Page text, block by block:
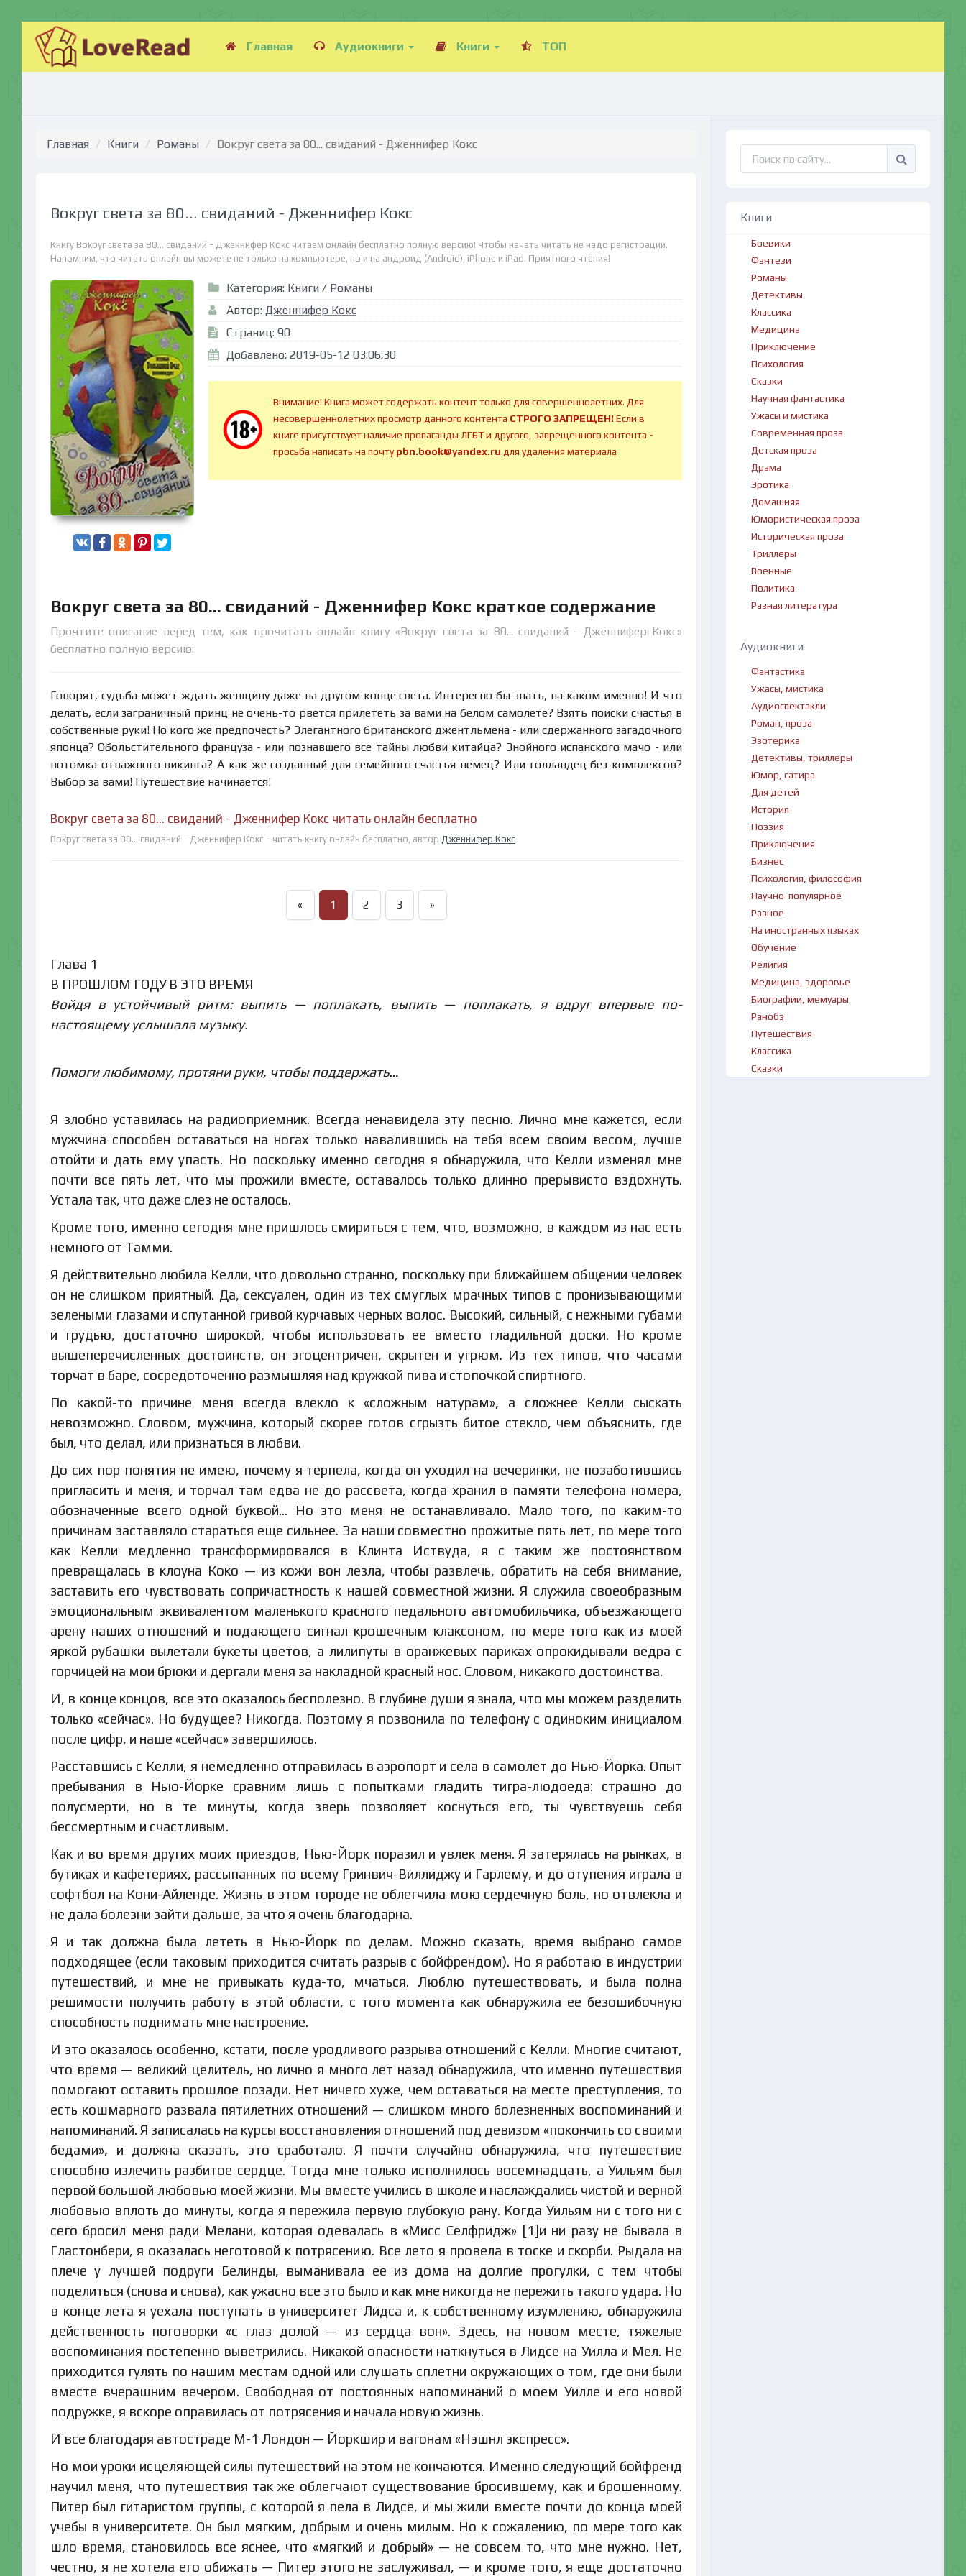
Главная Аудиокниги Книги ТОП
Главная Книги Романы Вокруг света за 80... свиданий - Дженнифер Кокс
Вокруг света за 80... свиданий - Дженнифер Кокс
Книгу Вокруг света за 80... свиданий - Дженнифер Кокс читаем онлайн бесплатно полную версию! Чтобы начать читать не надо регистрации.
Напомним, что читать онлайн вы можете не только на компьютере, но и на андроид (Android), iPhone и iPad. Приятного чтения!
Категория: Книги / Романы
Автор: Дженнифер Кокс
Страниц: 90
Добавлено: 2019-05-12 03:06:30
Внимание! Книга может содержать контент только для совершеннолетних. Для
несовершеннолетних просмотр данного контента СТРОГО ЗАПРЕЩЕН!Если в
книге присутствует наличие пропаганды ЛГБТ и другого, запрещенного контента -
просьба написать на почтуpbn.book@yandex.ru для удаления материала
Вокруг света за 80... свиданий - Дженнифер Кокс краткое содержание
Прочтите описание перед тем, как прочитать онлайн книгу «Вокруг света за 80... свиданий - Дженнифер Кокс»
бесплатно полную версию:
Говорят, судьба может ждать женщину даже на другом конце света. Интересно бы знать, на каком именно! И что
делать, если заграничный принц не очень-то рвется прилететь за вами на белом самолете? Взять поиски счастья в
собственные руки! Но кого же предпочесть? Элегантного британского джентльмена - или сдержанного загадочного
японца? Обольстительного француза - или познавшего все тайны любви китайца? Знойного испанского мачо - или
потомка отважного викинга? А как же созданный для семейного счастья немец? Или голландец без комплексов?
Выбор за вами! Путешествие начинается!
Вокруг света за 80... свиданий - Дженнифер Кокс читать онлайн бесплатно
Вокруг света за 80... свиданий - Дженнифер Кокс - читать книгу онлайн бесплатно, автор Дженнифер Кокс
« 1 2 3 »
Глава 1
В ПРОШЛОМ ГОДУ В ЭТО ВРЕМЯ
Войдя в устойчивый ритм: выпить — поплакать, выпить — поплакать, я вдруг впервые по-
настоящему услышала музыку.
Помоги любимому, протяни руки, чтобы поддержать…
Я злобно уставилась на радиоприемник. Всегда ненавидела эту песню. Лично мне кажется, если
мужчина способен оставаться на ногах только навалившись на тебя всем своим весом, лучше
отойти и дать ему упасть. Но поскольку именно сегодня я обнаружила, что Келли изменял мне
почти все пять лет, что мы прожили вместе, оставалось только длинно прерывисто вздохнуть.
Устала так, что даже слез не осталось.
Кроме того, именно сегодня мне пришлось смириться с тем, что, возможно, в каждом из нас есть
немного от Тамми.
Я действительно любила Келли, что довольно странно, поскольку при ближайшем общении человек
он не слишком приятный. Да, сексуален, один из тех смуглых мрачных типов с пронизывающими
зелеными глазами и спутанной гривой курчавых черных волос. Высокий, сильный, с нежными губами
и грудью, достаточно широкой, чтобы использовать ее вместо гладильной доски. Но кроме
вышеперечисленных достоинств, он эгоцентричен, скрытен и угрюм. Из тех типов, что часами
торчат в баре, сосредоточенно размышляя над кружкой пива и стопочкой спиртного.
По какой-то причине меня всегда влекло к «сложным натурам», а сложнее Келли сыскать
невозможно. Словом, мужчина, который скорее готов сгрызть битое стекло, чем объяснить, где
был, что делал, или признаться в любви.
До сих пор понятия не имею, почему я терпела, когда он уходил на вечеринки, не позаботившись
пригласить и меня, и торчал там едва не до рассвета, когда хранил в памяти телефона номера,
обозначенные всего одной буквой… Но это меня не останавливало. Мало того, по каким-то
причинам заставляло стараться еще сильнее. За наши совместно прожитые пять лет, по мере того
как Келли медленно трансформировался в Клинта Иствуда, я с таким же постоянством
превращалась в клоуна Коко — из кожи вон лезла, чтобы развлечь, обратить на себя внимание,
заставить его чувствовать сопричастность к нашей совместной жизни. Я служила своеобразным
эмоциональным эквивалентом маленького красного педального автомобильчика, объезжающего
арену наших отношений и подающего сигнал крошечным клаксоном, по мере того как из моей
яркой рубашки вылетали букеты цветов, а лилипуты в оранжевых париках опрокидывали ведра с
горчицей на мои брюки и дергали меня за накладной красный нос. Словом, никакого достоинства.
И, в конце концов, все это оказалось бесполезно. В глубине души я знала, что мы можем разделить
только «сейчас». Но будущее? Никогда. Поэтому я позвонила по телефону с одиноким инициалом
после цифр, и наше «сейчас» завершилось.
Расставшись с Келли, я немедленно отправилась в аэропорт и села в самолет до Нью-Йорка. Опыт
пребывания в Нью-Йорке сравним лишь с попытками гладить тигра-людоеда: страшно до
полусмерти, но в те минуты, когда зверь позволяет коснуться его, ты чувствуешь себя
бессмертным и счастливым.
Как и во время других моих приездов, Нью-Йорк поразил и увлек меня. Я затерялась на рынках, в
бутиках и кафетериях, рассыпанных по всему Гринвич-Виллиджу и Гарлему, и до отупения играла в
софтбол на Кони-Айленде. Жизнь в этом городе не облегчила мою сердечную боль, но отвлекла и
не дала болезни зайти дальше, за что я очень благодарна.
Я и так должна была лететь в Нью-Йорк по делам. Можно сказать, время выбрано самое
подходящее (если таковым приходится считать разрыв с бойфрендом). Но я работаю в индустрии
путешествий, и мне не привыкать куда-то, мчаться. Люблю путешествовать, и была полна
решимости получить работу в этой области, с того момента как обнаружила ее безошибочную
способность поднимать мне настроение.
И это оказалось особенно, кстати, после уродливого разрыва отношений с Келли. Многие считают,
что время — великий целитель, но лично я много лет назад обнаружила, что именно путешествия
помогают оставить прошлое позади. Нет ничего хуже, чем оставаться на месте преступления, то
есть кошмарного развала пятилетних отношений — слишком много болезненных воспоминаний и
напоминаний. Я записалась на курсы восстановления отношений под девизом «покончить со своими
бедами», и должна сказать, это сработало. Я почти случайно обнаружила, что путешествие
способно излечить разбитое сердце. Тогда мне только исполнилось восемнадцать, а Уильям был
первой большой любовью моей жизни. Мы вместе учились в школе и наслаждались чистой и верной
любовью вплоть до минуты, когда я пережила первую глубокую рану. Когда Уильям ни с того ни с
сего бросил меня ради Мелани, которая одевалась в «Мисс Селфридж» [1]и ни разу не бывала в
Гластонбери, я оказалась неготовой к потрясению. Все лето я провела в тоске и скорби. Рыдала на
плече у лучшей подруги Белинды, выманивала ее из дома на долгие прогулки, с тем чтобы
поделиться (снова и снова), как ужасно все это было и как мне никогда не пережить такого удара. Но
в конце лета я уехала поступать в университет Лидса и, к собственному изумлению, обнаружила
действенность поговорки «с глаз долой — из сердца вон». Здесь, на новом месте, тяжелые
воспоминания постепенно выветрились. Никакой опасности наткнуться в Лидсе на Уилла и Мел. Не
приходится гулять по нашим местам одной или слушать сплетни окружающих о том, где они были
вместе вчерашним вечером. Свободная от постоянных напоминаний о моем Уилле и его новой
подружке, я вскоре оправилась от потрясения и начала новую жизнь.
И все благодаря автостраде М-1 Лондон — Йоркшир и вагонам «Нэшнл экспресс».
Но мои уроки исцеляющей силы путешествий на этом не кончаются. Именно следующий бойфренд
научил меня, что путешествия так же облегчают существование бросившему, как и брошенному.
Питер был гитаристом группы, с которой я пела в Лидсе, и мы жили вместе почти до конца моей
учебы в университете. Он был мягким, добрым и очень милым. Но к сожалению, по мере того как
шло время, становилось все яснее, что «мягкий и добрый» — не совсем то, что мне нужно. Нет,
честно, я не хотела его обижать — Питер этого не заслуживал, — и кроме того, я еще достаточно
Книги
Боевики
Фэнтези
Романы
Детективы
Классика
Медицина
Приключение
Психология
Сказки
Научная фантастика
Ужасы и мистика
Современная проза
Детская проза
Драма
Эротика
Домашняя
Юмористическая проза
Историческая проза
Триллеры
Военные
Политика
Разная литература
Аудиокниги
Фантастика
Ужасы, мистика
Аудиоспектакли
Роман, проза
Эзотерика
Детективы, триллеры
Юмор, сатира
Для детей
История
Поэзия
Приключения
Бизнес
Психология, философия
Научно-популярное
Разное
На иностранных языках
Обучение
Религия
Медицина, здоровье
Биографии, мемуары
Ранобэ
Путешествия
Классика
Сказки